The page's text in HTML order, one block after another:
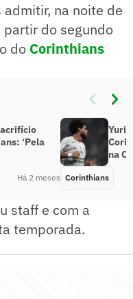
na noite de
do segundo
do Corinthians
‘Pela
Há 2 meses
Yuri
na
Corinthians
staff e com a
temporada.